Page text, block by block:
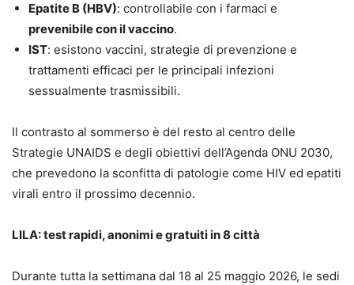
Epatite B (HBV): controllabile con i farmaci e
prevenibile con il vaccino.
IST: esistono vaccini, strategie di prevenzione e
trattamenti efficaci per le principali infezioni
sessualmente trasmissibili.
Il contrasto al sommerso è del resto al centro delle
Strategie UNAIDS e degli obiettivi dell’Agenda ONU 2030,
che prevedono la sconfitta di patologie come HIV ed epatiti
virali entro il prossimo decennio.
LILA: test rapidi, anonimi e gratuiti in 8 città
Durante tutta la settimana dal 18 al 25 maggio 2026, le sedi